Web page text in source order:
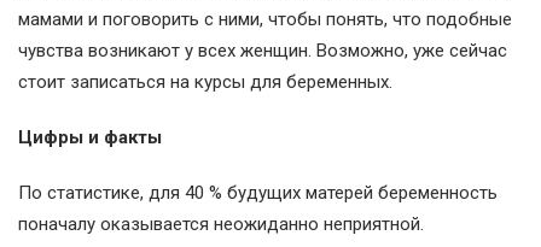
мамами и поговорить с ними, чтобы понять, что подобные
чувства возникают у всех женщин. Возможно, уже сейчас
стоит записаться на курсы для беременных.
Цифры и факты
По статистике, для 40 % будущих матерей беременность
поначалу оказывается неожиданно неприятной.